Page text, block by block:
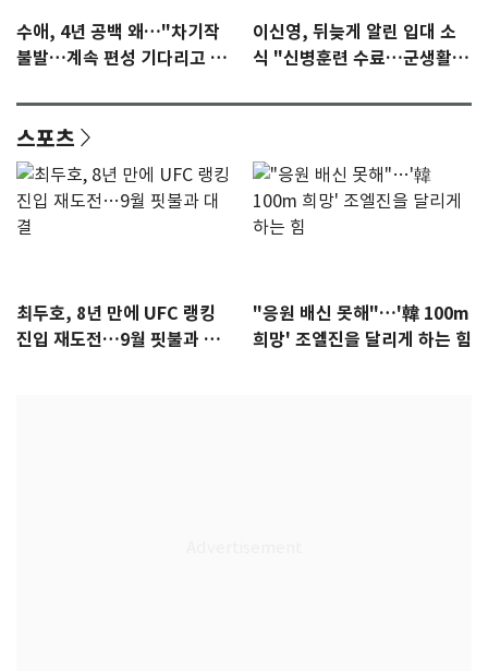
수애, 4년 공백 왜…"차기작
불발…계속 편성 기다리고 있
이신영, 뒤늦게 알린 입대 소
식 "신병훈련 수료…군생활
스포츠
최두호, 8년 만에 UFC 랭킹
진입 재도전…9월 핏불과 대
"응원 배신 못해"…'韓 100m
희망' 조엘진을 달리게 하는 힘